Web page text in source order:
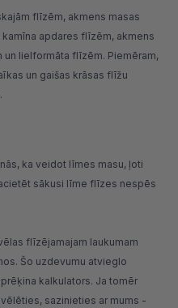
flīzēm, akmens masas
apdares flīzēm, akmens
lielformāta flīzēm. Piemēram,
un gaišas krāsas flīžu
ka veidot līmes masu, ļoti
sākusi līme flīzes nespēs
flīzējamajam laukumam
Šo uzdevumu atvieglo
kalkulators. Ja tomēr
sazinieties ar mums -